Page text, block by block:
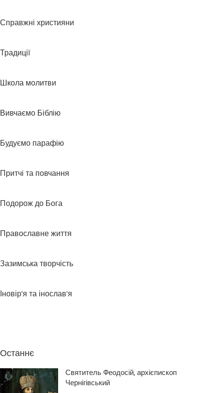
Справжні християни
Традиції
Школа молитви
Вивчаємо Біблію
Будуємо парафію
Притчі та повчання
Подорож до Бога
Православне життя
Зазимська творчість
Іновір'я та інослав'я
Останнє
Святитель Феодосій, архієпископ
Чернігівський